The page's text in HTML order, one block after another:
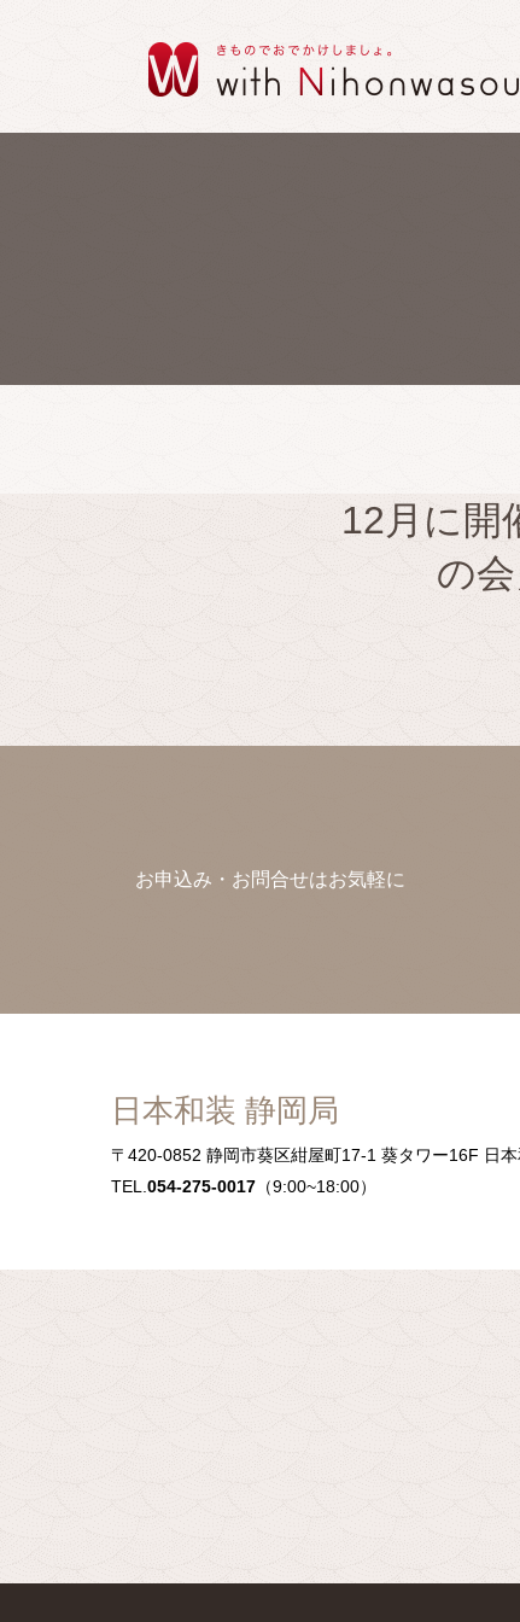
12月に開
の
お申込み・お問合せはお気軽に
日本和装 静岡局
〒420-0852 静岡市葵区紺屋町17-1 葵タワー16F 日
TEL. 054-275-0017 （9:00~18:00）